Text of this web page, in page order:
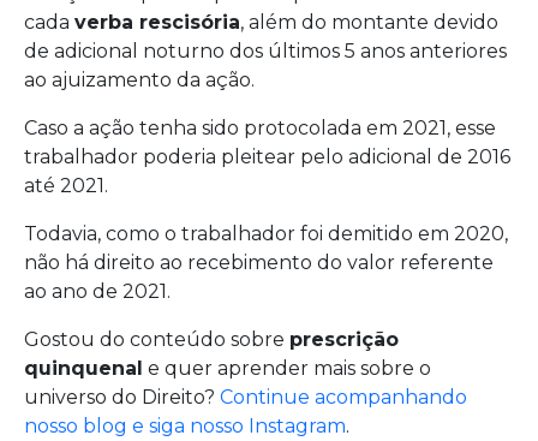
cada verba rescisória, além do montante devido
de adicional noturno dos últimos 5 anos anteriores
ao ajuizamento da ação.
Caso a ação tenha sido protocolada em 2021, esse
trabalhador poderia pleitear pelo adicional de 2016
até 2021.
Todavia, como o trabalhador foi demitido em 2020,
não há direito ao recebimento do valor referente
ao ano de 2021.
Gostou do conteúdo sobre prescrição
quinquenal e quer aprender mais sobre o
universo do Direito? Continue acompanhando
nosso blog e siga nosso Instagram.